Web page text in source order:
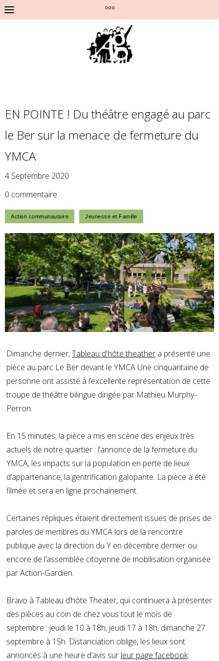
°°°
EN POINTE ! Du théâtre engagé au parc
le Ber sur la menace de fermeture du
YMCA
4 Septembre 2020
0 commentaire
Dimanche dernier,Tableau d'hôte theather a présenté une
pièce au parc Le Ber devant le YMCA Une cinquantaine de
personne ont assisté à l’excellente représentation de cette
troupe de théâtre bilingue dirigée par Mathieu Murphy-
Perron.
En 15 minutes, la pièce a mis en scène des enjeux très
actuels de notre quartier : l’annonce de la fermeture du
YMCA, les impacts sur la population en perte de lieux
d’appartenance, la gentrification galopante. La pièce a été
filmée et sera en ligne prochainement.
Certaines répliques étaient directement issues de prises de
paroles de membres du YMCA lors de la rencontre
publique avec la direction du Y en décembre dernier ou
encore de l’assemblée citoyenne de mobilisation organisée
par Action-Gardien.
Bravo à Tableau d’hôte Theater, qui continuera à présenter
des pièces au coin de chez vous tout le mois de
septembre : jeudi le 10 à 18h, jeudi 17 à 18h, dimanche 27
septembre à 15h. Distanciation oblige, les lieux sont
annoncés à une heure d’avis sur leur page facebook.